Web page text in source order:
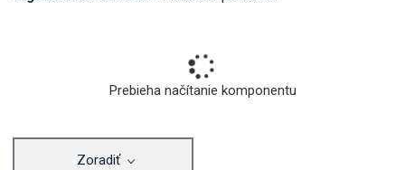
i
Prebieha načítanie komponentu
Zoradiť